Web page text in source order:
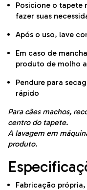
Posicione o tapete
fazer suas
Após o uso, lave
Em caso de
produto de molho
Pendure para
rápido
Para cães machos,
centro do tapete.
A lavagem em
produto.
Fabricação